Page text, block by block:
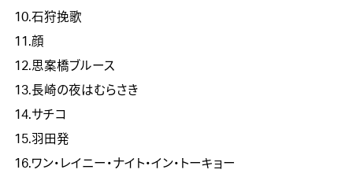
10.石狩挽歌
11.顔
12.思案橋ブルース
13.長崎の夜はむらさき
14.サチコ
15.羽田発
16.ワン・レイニー・ナイト・イン・トーキョー